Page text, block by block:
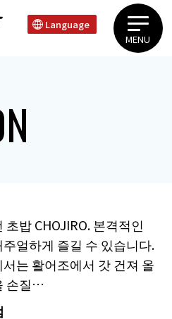
Language
MENU
초밥 CHOJIRO. 본격적인
얼하게 즐길 수 있습니다.
는 활어조에서 갓 건져 올
손질…